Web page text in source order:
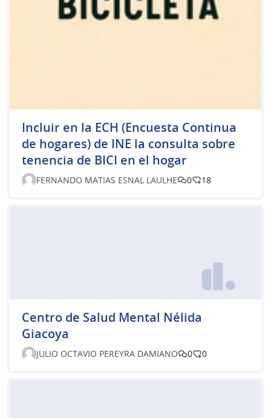
Incluir en la ECH (Encuesta Continua
de hogares) de INE la consulta sobre
tenencia de BICI en el hogar
FERNANDO MATIAS ESNAL LAULHE 0 18
Centro de Salud Mental Nélida
Giacoya
JULIO OCTAVIO PEREYRA DAMIANO 0 0